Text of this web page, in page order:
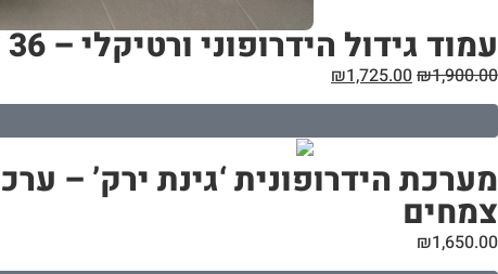
עמוד גידול הידרופוני ורטיקלי – 36 צמחים
₪1,900.00
₪1,725.00
צמחים
₪1,650.00